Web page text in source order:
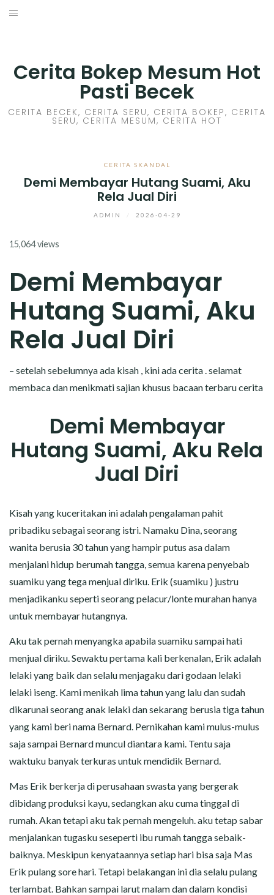
Skip
Cerita Bokep Mesum Hot
Pasti Becek
CERITA BECEK, CERITA SERU, CERITA BOKEP, CERITA
SERU, CERITA MESUM, CERITA HOT
CERITA SKANDAL
Demi Membayar Hutang Suami, Aku
Rela Jual Diri
ADMIN 2026-04-29
15,064 views
Demi Membayar
Hutang Suami, Aku
Rela Jual Diri
– setelah sebelumnya ada kisah , kini ada cerita . selamat
membaca dan menikmati sajian khusus bacaan terbaru cerita
Demi Membayar
Hutang Suami, Aku Rela
Jual Diri
Kisah yang kuceritakan ini adalah pengalaman pahit
pribadiku sebagai seorang istri. Namaku Dina, seorang
wanita berusia 30 tahun yang hampir putus asa dalam
menjalani hidup berumah tangga, semua karena penyebab
suamiku yang tega menjual diriku. Erik (suamiku ) justru
menjadikanku seperti seorang pelacur/lonte murahan hanya
untuk membayar hutangnya.
Aku tak pernah menyangka apabila suamiku sampai hati
menjual diriku. Sewaktu pertama kali berkenalan, Erik adalah
lelaki yang baik dan selalu menjagaku dari godaan lelaki
lelaki iseng. Kami menikah lima tahun yang lalu dan sudah
dikarunai seorang anak lelaki dan sekarang berusia tiga tahun
yang kami beri nama Bernard. Pernikahan kami mulus-mulus
saja sampai Bernard muncul diantara kami. Tentu saja
waktuku banyak terkuras untuk mendidik Bernard.
Mas Erik berkerja di perusahaan swasta yang bergerak
dibidang produksi kayu, sedangkan aku cuma tinggal di
rumah. Akan tetapi aku tak pernah mengeluh. aku tetap sabar
menjalankan tugasku seseperti ibu rumah tangga sebaik-
baiknya. Meskipun kenyataannya setiap hari bisa saja Mas
Erik pulang sore hari. Tetapi belakangan ini dia selalu pulang
terlambat. Bahkan sampai larut malam dan dalam kondisi
CERITA SEX HOT
CERITA SKANDAL
CERITA BASAH
CERITA MALAM
CERITA NAKAL
CERITA SEMPROT
CERITA SPERMA
CERITA HOT MAMA
CERITA TANTE SEXY
CARA NGIKLAN DI CERITAGILA.COM?